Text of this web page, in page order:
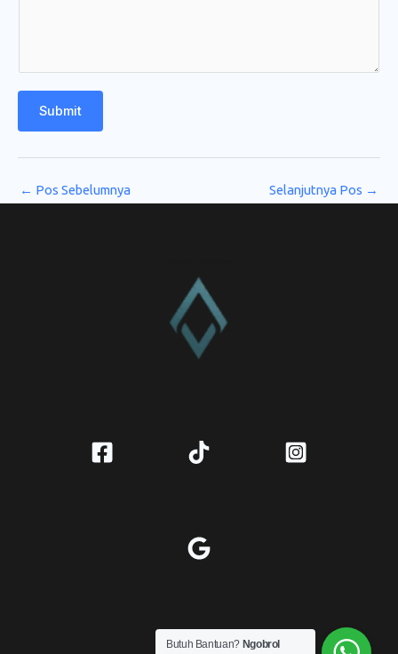
Submit
← Pos Sebelumnya Selanjutnya Pos →
Butuh Bantuan? Ngobrol